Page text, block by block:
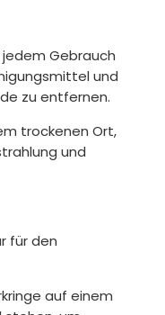
jedem Gebrauch
und
zu entfernen.
trockenen Ort,
und
für den
auf einem